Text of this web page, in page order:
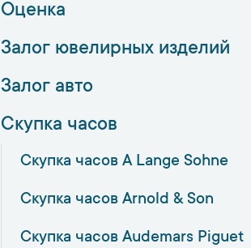
Оценка
Залог ювелирных изделий
Залог авто
Скупка часов
Скупка часов A Lange Sohne
Скупка часов Arnold & Son
Скупка часов Audemars Piguet